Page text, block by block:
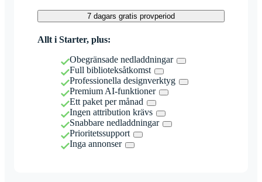
7 dagars gratis provperiod
Allt i Starter, plus:
Obegränsade nedladdningar
Full biblioteksåtkomst
Professionella designverktyg
Premium AI-funktioner
Ett paket per månad
Ingen attribution krävs
Snabbare nedladdningar
Prioritetssupport
Inga annonser